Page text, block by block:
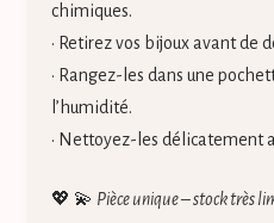
chimiques.
• Retirez vos bijoux avant de
• Rangez-les dans une
l’humidité.
• Nettoyez-les délicatement
💖 💫 Pièce unique – stock très